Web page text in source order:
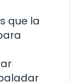
que la